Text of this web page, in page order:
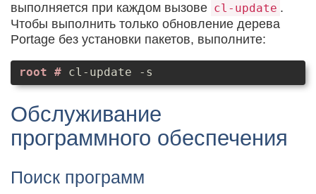
выполняется при каждом вызове cl-update .
Чтобы выполнить только обновление дерева
Portage без установки пакетов, выполните:
cl-update -s
Обслуживание
программного обеспечения
Поиск программ